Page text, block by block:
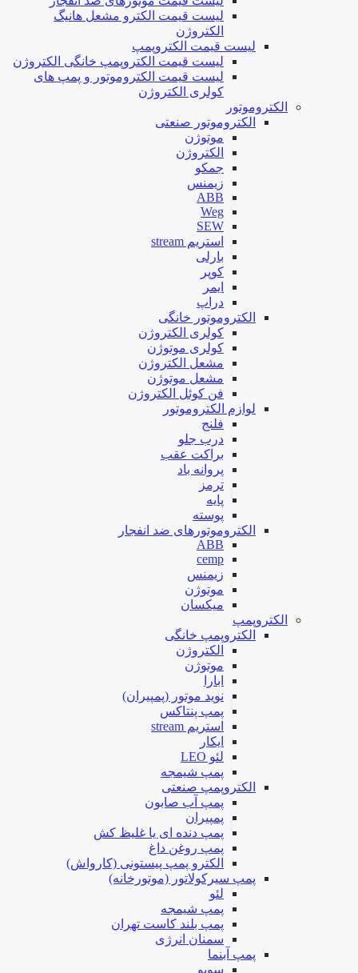
لیست قیمت الکترو مشعل هانیگ
الکتروژن
لیست قیمت الکتروپمپ
لیست قیمت الکتروپمپ خانگی الکتروژن
لیست قیمت الکتروموتور و پمپ های
کولری الکتروژن
الکتروموتور
الکتروموتور صنعتی
موتوژن
الکتروژن
جمکو
زیمنس
ABB
Weg
SEW
استریم stream
بارلی
کوپر
ایمر
دراپ
الکتروموتور خانگی
کولری الکتروژن
کولری موتوژن
مشعل الکتروژن
مشعل موتوژن
فن کوئل الکتروژن
لوازم الکتروموتور
فلنج
درب جلو
براکت عقب
پروانه باد
ترمز
پایه
پوسته
الکتروموتورهای ضد انفجار
ABB
cemp
زیمنس
موتوژن
میکسان
الکتروپمپ
الکتروپمپ خانگی
الکتروژن
موتوژن
ابارا
نوید موتور (پمپیران)
پمپ پنتاکس
استریم stream
ایکار
لئو LEO
پمپ شیمجه
الکتروپمپ صنعتی
پمپ آب صابون
پمپیران
پمپ دنده ای یا غلیظ کش
پمپ روغن داغ
الکترو پمپ پیستونی (کارواش)
پمپ سیرکولاتور (موتورخانه)
لئو
پمپ شیمجه
پمپ بلند کاست تهران
سمنان انرژی
پمپ آبنما
سوبو